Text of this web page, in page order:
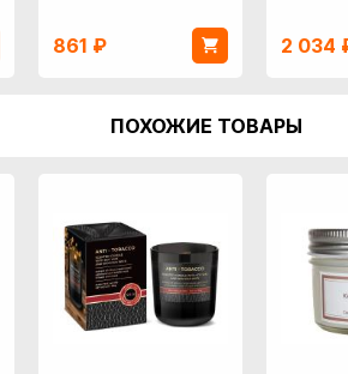
861 ₽ 2 034
ПОХОЖИЕ ТОВАРЫ